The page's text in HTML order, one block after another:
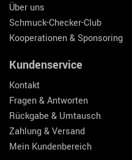
Über uns
Schmuck-Checker-Club
Kooperationen & Sponsoring
Kundenservice
Kontakt
Fragen & Antworten
Rückgabe & Umtausch
Zahlung & Versand
Mein Kundenbereich